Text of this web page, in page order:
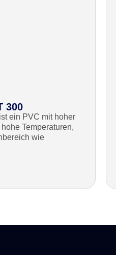
300
ein PVC mit hoher
Temperaturen,
wie